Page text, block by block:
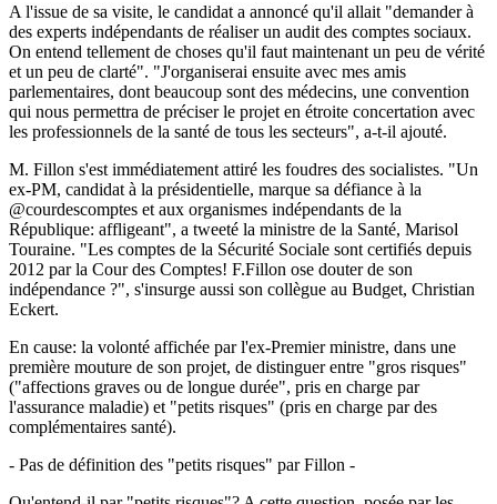
A l'issue de sa visite, le candidat a annoncé qu'il allait "demander à
des experts indépendants de réaliser un audit des comptes sociaux.
On entend tellement de choses qu'il faut maintenant un peu de vérité
et un peu de clarté". "J'organiserai ensuite avec mes amis
parlementaires, dont beaucoup sont des médecins, une convention
qui nous permettra de préciser le projet en étroite concertation avec
les professionnels de la santé de tous les secteurs", a-t-il ajouté.
M. Fillon s'est immédiatement attiré les foudres des socialistes. "Un
ex-PM, candidat à la présidentielle, marque sa défiance à la
@courdescomptes et aux organismes indépendants de la
République: affligeant", a tweeté la ministre de la Santé, Marisol
Touraine. "Les comptes de la Sécurité Sociale sont certifiés depuis
2012 par la Cour des Comptes! F.Fillon ose douter de son
indépendance ?", s'insurge aussi son collègue au Budget, Christian
Eckert.
En cause: la volonté affichée par l'ex-Premier ministre, dans une
première mouture de son projet, de distinguer entre "gros risques"
("affections graves ou de longue durée", pris en charge par
l'assurance maladie) et "petits risques" (pris en charge par des
complémentaires santé).
- Pas de définition des "petits risques" par Fillon -